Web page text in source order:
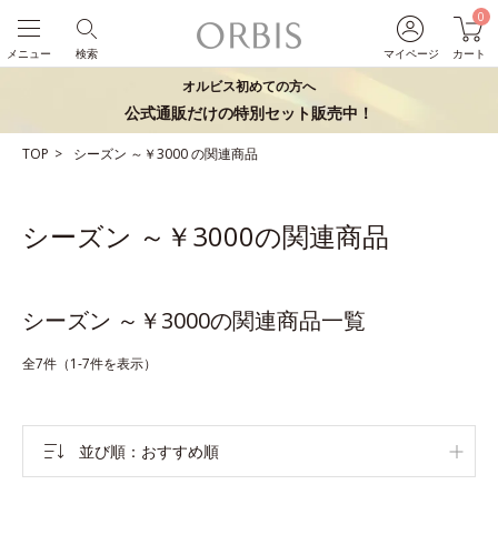
マイページ
0
カート
検索
メニュー
オルビス初めての方へ
公式通販だけの特別セット販売中！
TOP シーズン ～￥3000の関連商品
シーズン ～￥3000の関連商品
シーズン ～￥3000の関連商品一覧
全7件（1-7件を表示）
並び順 おすすめ順